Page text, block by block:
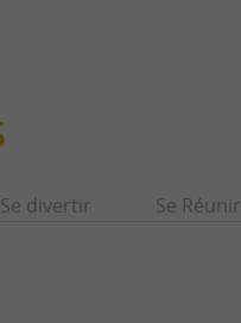
Se divertir Se Réunir